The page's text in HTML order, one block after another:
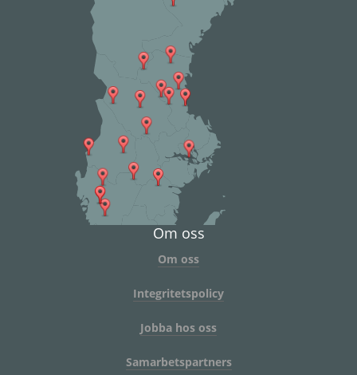
Om oss
Om oss
Integritetspolicy
Jobba hos oss
Samarbetspartners